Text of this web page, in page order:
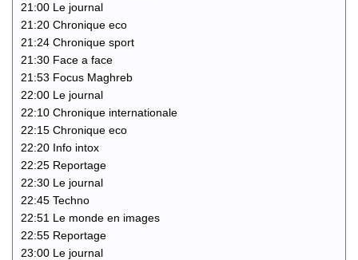
21:00 Le journal
21:20 Chronique eco
21:24 Chronique sport
21:30 Face a face
21:53 Focus Maghreb
22:00 Le journal
22:10 Chronique internationale
22:15 Chronique eco
22:20 Info intox
22:25 Reportage
22:30 Le journal
22:45 Techno
22:51 Le monde en images
22:55 Reportage
23:00 Le journal